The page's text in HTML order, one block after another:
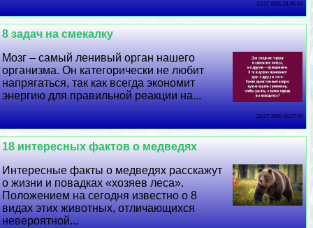
23 07 2026 21:46:54
8 задач на смекалку
Мозг – самый ленивый орган нашего
организма. Он категорически не любит
напрягаться, так как всегда экономит
энергию для правильной реакции на...
22 07 2026 18:27:35
18 интересных фактов о медведях
Интересные факты о медведях расскажут
о жизни и повадках «хозяев леса».
Положением на сегодня известно о 8
видах этих животных, отличающихся
невероятной...